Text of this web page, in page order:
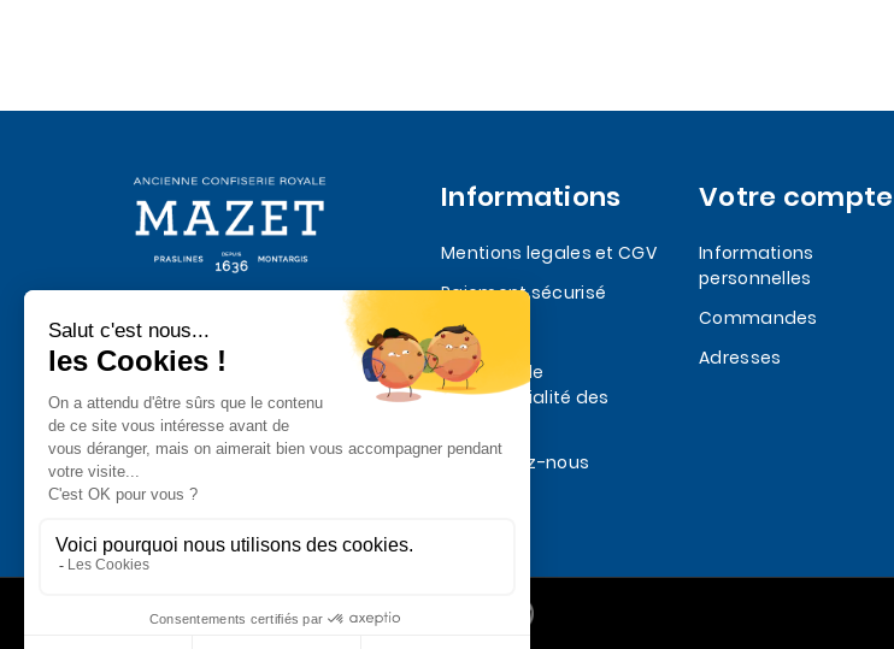
Quatre siècles de Praslines et de
chocolat depuis 1636
Informations
Mentions legales et CGV
Paiement sécurisé
Livraison
Politique de
confidentialité des
Contactez-nous
Votre compte
Informations
personnelles
Commandes
Adresses